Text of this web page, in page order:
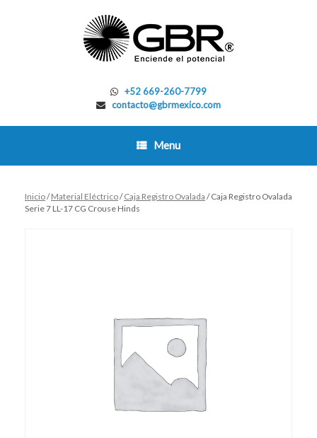
+52 669-260-7799
contacto@gbrmexico.com
Menu
Inicio/Material Eléctrico/Caja Registro Ovalada / Caja Registro Ovalada
Serie 7 LL-17 CG Crouse Hinds